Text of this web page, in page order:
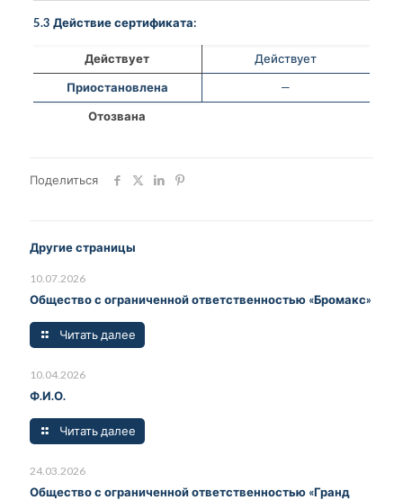
5.3 Действие сертификата:
Действует
Действует
Приостановлена
—
Отозвана
Поделиться
Другие страницы
10.07.2026
Общество с ограниченной ответственностью «Бромакс»
Читать далее
10.04.2026
Ф.И.О.
Читать далее
24.03.2026
Общество с ограниченной ответственностью «Гранд